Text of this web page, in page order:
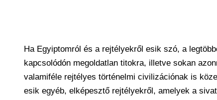
Ha Egyiptomról és a rejtélyekről esik szó, a
kapcsolódón megoldatlan titokra, illetve sokan
valamiféle rejtélyes történelmi civilizációnak is
esik egyéb, elképesztő rejtélyekről, amelyek a